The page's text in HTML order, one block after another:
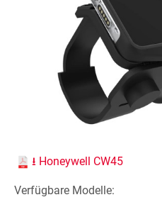
⭳ Honeywell CW45
Verfügbare Modelle: